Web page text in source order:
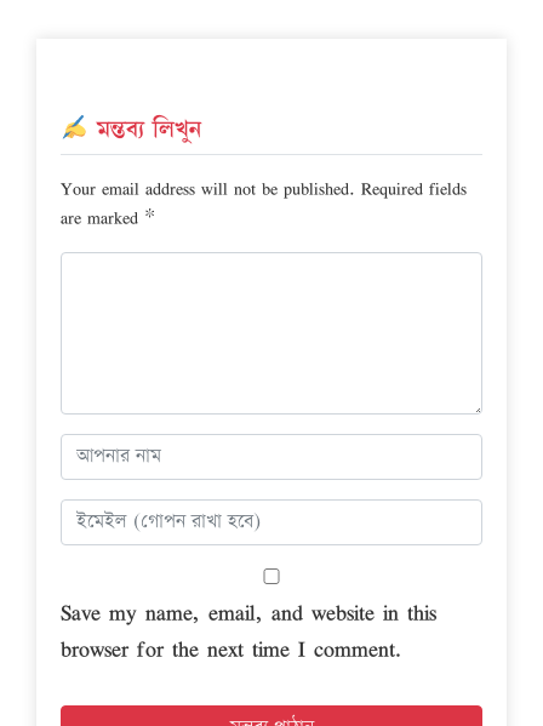
মন্তব্য লিখুন
Your email address will not be published. Required fields
are marked *
Save my name, email, and website in this
browser for the next time I comment.